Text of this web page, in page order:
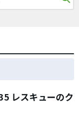
レスキューのク